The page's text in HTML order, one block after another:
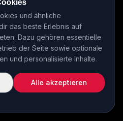
TO CONTINUE...
und ähnliche
das beste Erlebnis auf
Dazu gehören essentielle
der Seite sowie optionale
und personalisierte Inhalte.
Alle akzeptieren